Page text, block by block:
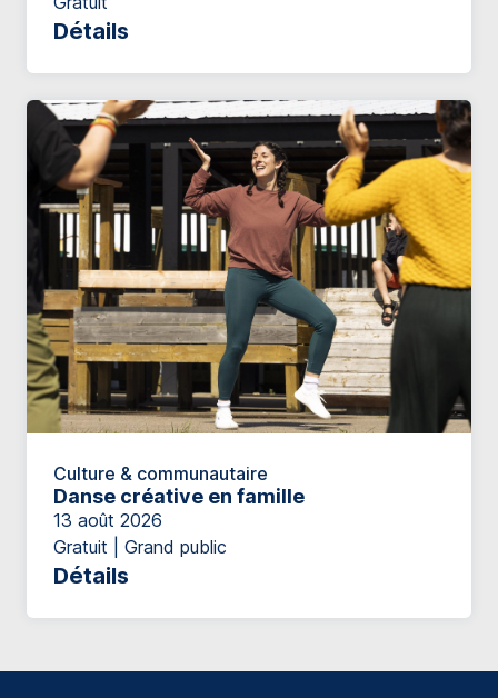
Détails
Culture & communautaire
Danse créative en famille
13 août 2026
Gratuit | Grand public
Détails